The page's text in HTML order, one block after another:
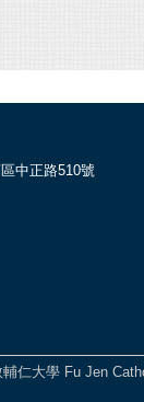
中正路510號
仁大學 Fu Jen